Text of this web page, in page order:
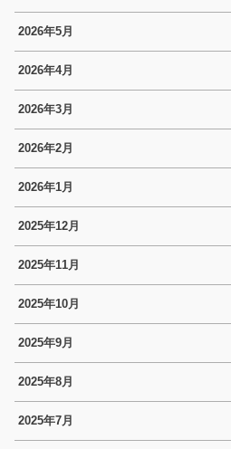
2026年5月
2026年4月
2026年3月
2026年2月
2026年1月
2025年12月
2025年11月
2025年10月
2025年9月
2025年8月
2025年7月